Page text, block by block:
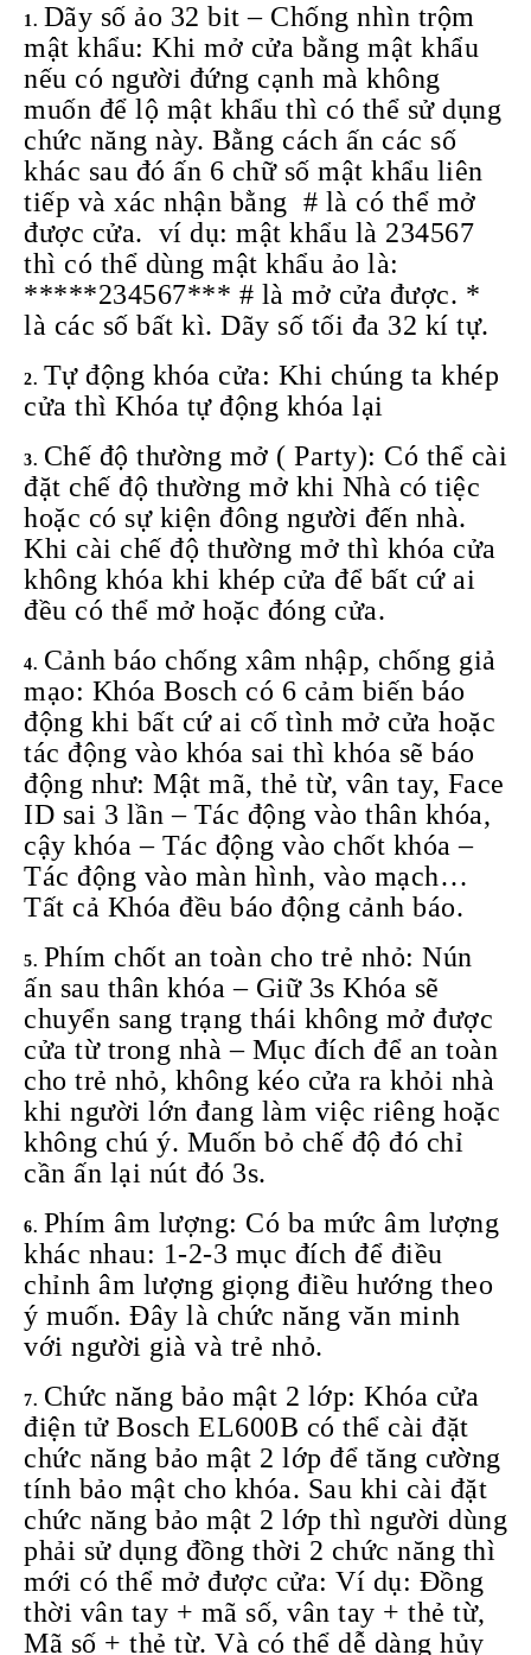
Dãy số ảo 32 bit – Chống nhìn trộm
mật khẩu: Khi mở cửa bằng mật khẩu
nếu có người đứng cạnh mà không
muốn để lộ mật khẩu thì có thể sử dụng
chức năng này. Bằng cách ấn các số
khác sau đó ấn 6 chữ số mật khẩu liên
tiếp và xác nhận bằng # là có thể mở
được cửa. ví dụ: mật khẩu là 234567
thì có thể dùng mật khẩu ảo là:
*****234567*** # là mở cửa được. *
là các số bất kì. Dãy số tối đa 32 kí tự.
Tự động khóa cửa: Khi chúng ta khép
cửa thì Khóa tự động khóa lại
Chế độ thường mở ( Party): Có thể cài
đặt chế độ thường mở khi Nhà có tiệc
hoặc có sự kiện đông người đến nhà.
Khi cài chế độ thường mở thì khóa cửa
không khóa khi khép cửa để bất cứ ai
đều có thể mở hoặc đóng cửa.
Cảnh báo chống xâm nhập, chống giả
mạo: Khóa Bosch có 6 cảm biến báo
động khi bất cứ ai cố tình mở cửa hoặc
tác động vào khóa sai thì khóa sẽ báo
động như: Mật mã, thẻ từ, vân tay, Face
ID sai 3 lần – Tác động vào thân khóa,
cậy khóa – Tác động vào chốt khóa –
Tác động vào màn hình, vào mạch…
Tất cả Khóa đều báo động cảnh báo.
Phím chốt an toàn cho trẻ nhỏ: Nún
ấn sau thân khóa – Giữ 3s Khóa sẽ
chuyển sang trạng thái không mở được
cửa từ trong nhà – Mục đích để an toàn
cho trẻ nhỏ, không kéo cửa ra khỏi nhà
khi người lớn đang làm việc riêng hoặc
không chú ý. Muốn bỏ chế độ đó chỉ
cần ấn lại nút đó 3s.
Phím âm lượng: Có ba mức âm lượng
khác nhau: 1-2-3 mục đích để điều
chỉnh âm lượng giọng điều hướng theo
ý muốn. Đây là chức năng văn minh
với người già và trẻ nhỏ.
Chức năng bảo mật 2 lớp: Khóa cửa
điện tử Bosch EL600B có thể cài đặt
chức năng bảo mật 2 lớp để tăng cường
tính bảo mật cho khóa. Sau khi cài đặt
chức năng bảo mật 2 lớp thì người dùng
phải sử dụng đồng thời 2 chức năng thì
mới có thể mở được cửa: Ví dụ: Đồng
thời vân tay + mã số, vân tay + thẻ từ,
Mã số + thẻ từ. Và có thể dễ dàng hủy